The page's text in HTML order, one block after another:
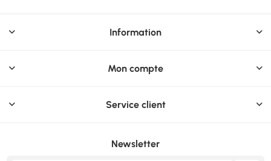
Information
Mon compte
Service client
Newsletter